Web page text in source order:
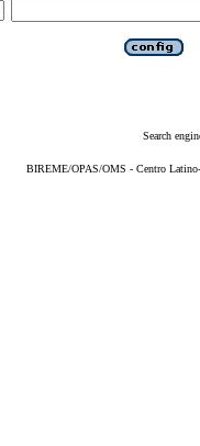
Search
BIREME/OPAS/OMS - Centro Latino-